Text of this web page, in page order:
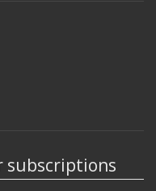
subscriptions